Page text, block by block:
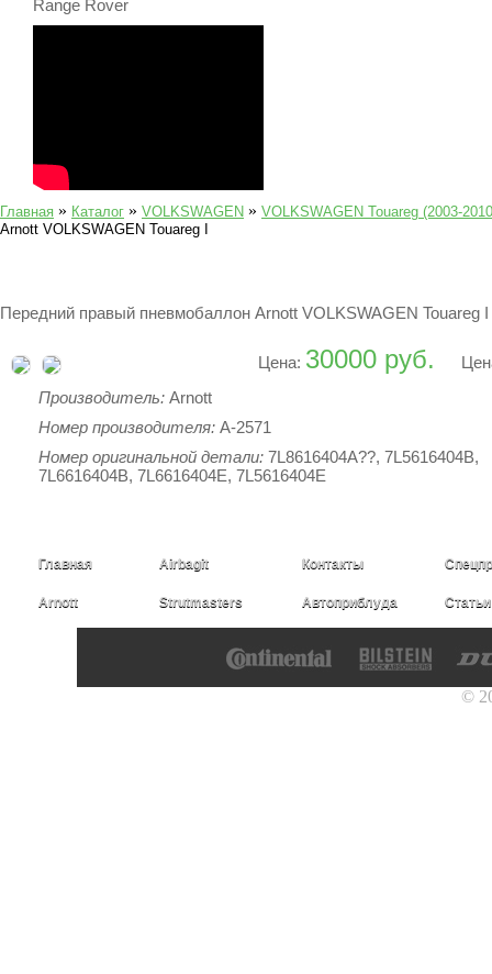
Range Rover
Главная » Каталог » VOLKSWAGEN » VOLKSWAGEN Touareg (2003-
Arnott VOLKSWAGEN Touareg I
Передний правый пневмобаллон Arnott VOLKSWAGEN Touareg I
Цена: 30000 руб.
Производитель: Arnott
Номер производителя: A-2571
Номер оригинальной детали: 7L8616404A??, 7L5616404B,
7L6616404B, 7L6616404E, 7L5616404E
Главная Airbagit Контакты
Arnott Strutmasters Автоприблуда Статьи
©